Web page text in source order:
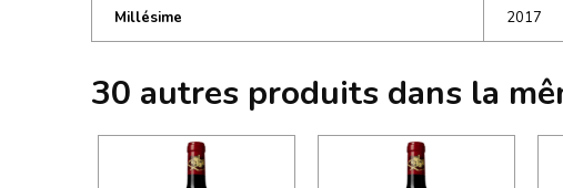
Millésime 2017
30 autres produits dans la